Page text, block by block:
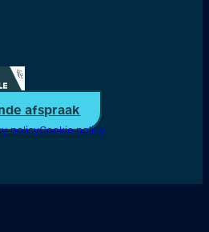
afspraak
policyCookie policy